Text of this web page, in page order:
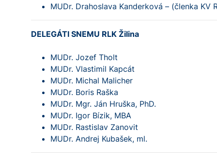
MUDr. Drahoslava Kanderková – (členka KV
DELEGÁTI SNEMU RLK Žilina
MUDr. Jozef Tholt
MUDr. Vlastimil
MUDr. Michal
MUDr. Boris
MUDr. Mgr. Ján Hruška,
MUDr. Igor Bízik, MBA
MUDr. Rastislav
MUDr. Andrej